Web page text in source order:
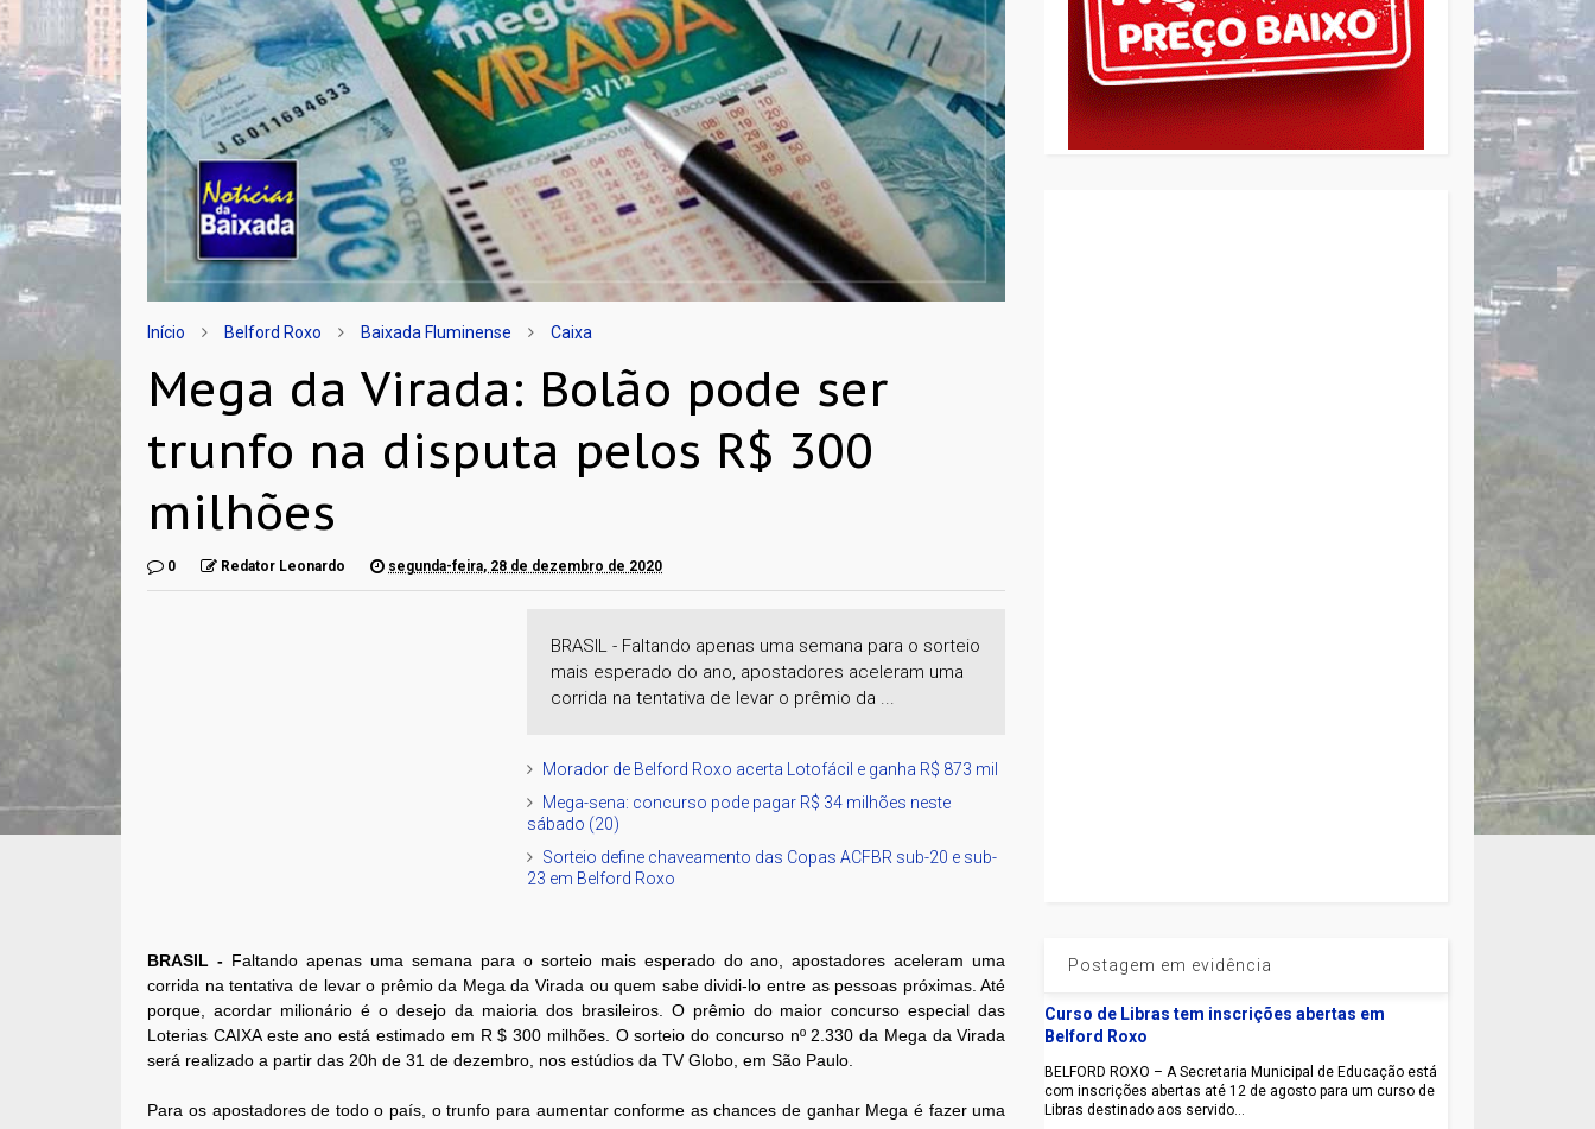
Início Belford Roxo Baixada Fluminense Caixa
Mega da Virada: Bolão pode ser
trunfo na disputa pelos R$ 300
milhões
0 Redator Leonardo segunda-feira, 28 de dezembro de 2020
BRASIL - Faltando apenas uma semana para o sorteio
mais esperado do ano, apostadores aceleram uma
corrida na tentativa de levar o prêmio da ...
Morador de Belford Roxo acerta Lotofácil e ganha R$ 873 mil
Mega-sena: concurso pode pagar R$ 34 milhões neste
sábado (20)
Sorteio define chaveamento das Copas ACFBR sub-20 e sub-
23 em Belford Roxo
BRASIL - Faltando apenas uma semana para o sorteio mais esperado do ano, apostadores aceleram uma
corrida na tentativa de levar o prêmio da Mega da Virada ou quem sabe dividi-lo entre as pessoas próximas. Até
porque, acordar milionário é o desejo da maioria dos brasileiros. O prêmio do maior concurso especial das
Loterias CAIXA este ano está estimado em R $ 300 milhões. O sorteio do concurso nº 2.330 da Mega da Virada
será realizado a partir das 20h de 31 de dezembro, nos estúdios da TV Globo, em São Paulo.
Para os apostadores de todo o país, o trunfo para aumentar conforme as chances de ganhar Mega é fazer uma
Postagem em evidência
Curso de Libras tem inscrições abertas em
Belford Roxo
BELFORD ROXO – A Secretaria Municipal de Educação está
com inscrições abertas até 12 de agosto para um curso de
Libras destinado aos servido...